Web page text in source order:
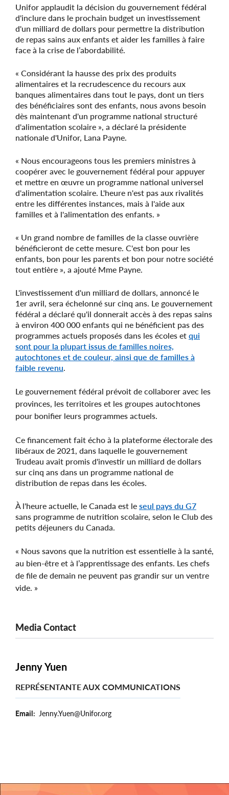
Unifor applaudit la décision du gouvernement fédéral
d'inclure dans le prochain budget un investissement
d'un milliard de dollars pour permettre la distribution
de repas sains aux enfants et aider les familles à faire
face à la crise de l’abordabilité.
« Considérant la hausse des prix des produits
alimentaires et la recrudescence du recours aux
banques alimentaires dans tout le pays, dont un tiers
des bénéficiaires sont des enfants, nous avons besoin
dès maintenant d'un programme national structuré
d'alimentation scolaire », a déclaré la présidente
nationale d'Unifor, Lana Payne.
« Nous encourageons tous les premiers ministres à
coopérer avec le gouvernement fédéral pour appuyer
et mettre en œuvre un programme national universel
d'alimentation scolaire. L'heure n'est pas aux rivalités
entre les différentes instances, mais à l'aide aux
familles et à l'alimentation des enfants. »
« Un grand nombre de familles de la classe ouvrière
bénéficieront de cette mesure. C'est bon pour les
enfants, bon pour les parents et bon pour notre société
tout entière », a ajouté Mme Payne.
L'investissement d'un milliard de dollars, annoncé le
1er avril, sera échelonné sur cinq ans. Le gouvernement
fédéral a déclaré qu'il donnerait accès à des repas sains
à environ 400 000 enfants qui ne bénéficient pas des
programmes actuels proposés dans les écoles et qui
sont pour la plupart issus de familles noires,
autochtones et de couleur, ainsi que de familles à
faible revenu
Le gouvernement fédéral prévoit de collaborer avec les
provinces, les territoires et les groupes autochtones
pour bonifier leurs programmes actuels.
Ce financement fait écho à la plateforme électorale des
libéraux de 2021, dans laquelle le gouvernement
Trudeau avait promis d'investir un milliard de dollars
sur cinq ans dans un programme national de
distribution de repas dans les écoles.
À l'heure actuelle, le Canada est le seul pays du G7
sans programme de nutrition scolaire, selon le Club des
petits déjeuners du Canada.
« Nous savons que la nutrition est essentielle à la santé,
au bien-être et à l’apprentissage des enfants. Les chefs
de file de demain ne peuvent pas grandir sur un ventre
vide. »
Media Contact
Jenny Yuen
REPRÉSENTANTE AUX COMMUNICATIONS
Email Jenny.Yuen@Unifor.org